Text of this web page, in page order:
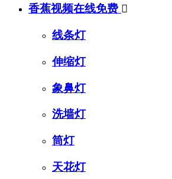
香蕉视频在线免费 
线条灯
伸缩灯
象鼻灯
洗墙灯
筒灯
天花灯